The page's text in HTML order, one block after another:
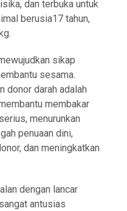
dan terbuka untuk
berusia17 tahun,
sikap
sesama.
donor darah adalah
membakar
menurunkan
penuaan dini,
dan meningkatkan
dengan lancar
antusias